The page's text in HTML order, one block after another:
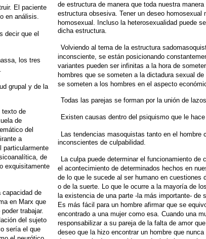
El paciente
en análisis.
decir que el
los tres
grupal y de la
texto de
de
del
a
particularmente
de
exquisitamente
de
en Marx que
trabajar.
del sujeto
sería el que
de estructura de manera que toda nuestra
estructura obsesiva. Tener un deseo homosexual
homosexual. Incluso la heterosexualidad puede
dicha estructura.
Volviendo al tema de la estructura
inconsciente, se están posicionando
variantes pueden ser infinitas a la hora de someter
hombres que se someten a la dictadura sexual
se someten a los hombres en el aspecto
Todas las parejas se forman por la unión de
Existen causas dentro del psiquismo que le
Las tendencias masoquistas tanto en el hombre
inconscientes de culpabilidad.
La culpa puede determinar el funcionamiento de
el acontecimiento de determinados hechos en
de lo que le sucede al ser humano en cuestiones
o de la suerte. Lo que le ocurre a la mayoría de los
la existencia de una parte -la más importante- de
Es más fácil para un hombre afirmar que se
encontrado a una mujer como esa. Cuando una
responsabilizar a su pareja de la falta de amor
deseo que la hizo encontrar un hombre que